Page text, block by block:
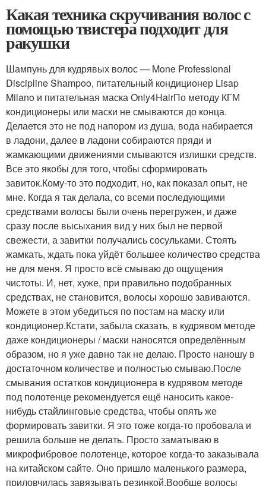
Какая техника скручивания волос с
помощью твистера подходит для
ракушки
Шампунь для кудрявых волос — Mone Professional
Discipline Shampoo, питательный кондиционер Lisap
Milano и питательная маска Only4HairПо методу КГМ
кондиционеры или маски не смываются до конца.
Делается это не под напором из душа, вода набирается
в ладони, далее в ладони собираются пряди и
жамкающими движениями смываются излишки средств.
Все это якобы для того, чтобы сформировать
завиток.Кому-то это подходит, но, как показал опыт, не
мне. Когда я так делала, со всеми последующими
средствами волосы были очень перегружен, и даже
сразу после высыхания вид у них был не первой
свежести, а завитки получались сосульками. Стоять
жамкать, ждать пока уйдёт большее количество средства
не для меня. Я просто всё смываю до ощущения
чистоты. И, нет, хуже, при правильно подобранных
средствах, не становится, волосы хорошо завиваются.
Можете в этом убедиться по постам на маску или
кондиционер.Кстати, забыла сказать, в кудрявом методе
даже кондиционеры / маски наносятся определённым
образом, но я уже давно так не делаю. Просто наношу в
достаточном количестве и полностью смываю.После
смывания остатков кондиционера в кудрявом методе
под полотенце рекомендуется ещё наносить какое-
нибудь стайлинговые средства, чтобы опять же
формировать завитки. Я это тоже когда-то пробовала и
решила больше не делать. Просто заматываю в
микрофибровое полотенце, которое когда-то заказывала
на китайском сайте. Оно пришло маленького размера,
приловчилась завязывать резинкой.Вообще волосы